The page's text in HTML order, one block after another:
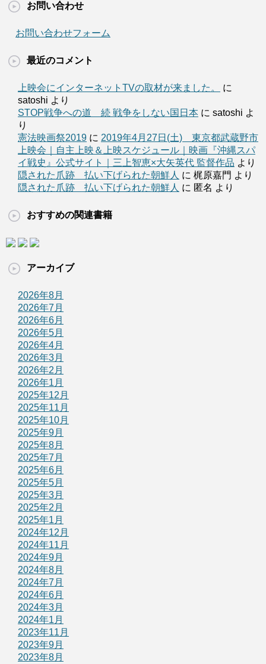
お問い合わせ
お問い合わせフォーム
最近のコメント
上映会にインターネットTVの取材が来ました。
に
satoshi より
STOP戦争への道 続 戦争をしない国日本 に satoshi よ
り
憲法映画祭2019 に 2019年4月27日(土) 東京都武蔵野市
上映会｜自主上映＆上映スケジュール｜映画『沖縄スパ
イ戦史』公式サイト｜三上智恵×大矢英代 監督作品 より
隠された爪跡 払い下げられた朝鮮人 に 梶原嘉門 より
隠された爪跡 払い下げられた朝鮮人 に 匿名 より
おすすめの関連書籍
アーカイブ
2026年8月
2026年7月
2026年6月
2026年5月
2026年4月
2026年3月
2026年2月
2026年1月
2025年12月
2025年11月
2025年10月
2025年9月
2025年8月
2025年7月
2025年6月
2025年5月
2025年3月
2025年2月
2025年1月
2024年12月
2024年11月
2024年9月
2024年8月
2024年7月
2024年6月
2024年3月
2024年1月
2023年11月
2023年9月
2023年8月